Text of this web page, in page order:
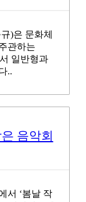
)은 문화체
관하는
일반형과
..
음악회
서 ‘봄날 작